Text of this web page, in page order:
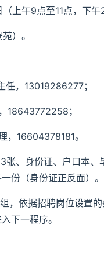
上午9点至11点，下午
）。
任，13019286277；
18643772258；
，16604378181。
张、身份证、户口本
份（身份证正反面）。
，依据招聘岗位设置
下一程序。